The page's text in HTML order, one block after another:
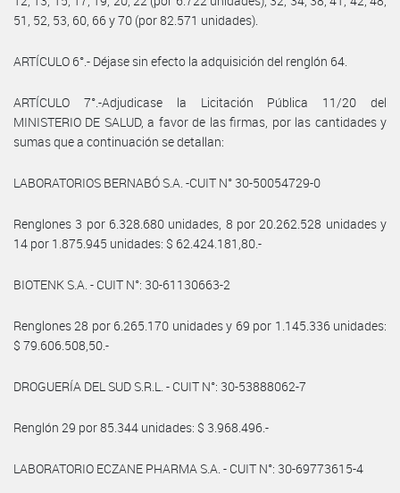
51, 52, 53, 60, 66 y 70 (por 82.571 unidades).
ARTÍCULO 6°.- Déjase sin efecto la adquisición del renglón 64.
ARTÍCULO 7°.-Adjudicase la Licitación Pública 11/20 del
MINISTERIO DE SALUD, a favor de las firmas, por las cantidades y
sumas que a continuación se detallan:
LABORATORIOS BERNABÓ S.A. -CUIT N° 30-50054729-0
Renglones 3 por 6.328.680 unidades, 8 por 20.262.528 unidades y
14 por 1.875.945 unidades: $ 62.424.181,80.-
BIOTENK S.A. - CUIT N°: 30-61130663-2
Renglones 28 por 6.265.170 unidades y 69 por 1.145.336 unidades:
$ 79.606.508,50.-
DROGUERÍA DEL SUD S.R.L. - CUIT N°: 30-53888062-7
Renglón 29 por 85.344 unidades: $ 3.968.496.-
LABORATORIO ECZANE PHARMA S.A. - CUIT N°: 30-69773615-4